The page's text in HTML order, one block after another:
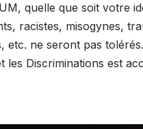
quelle que soit votre
racistes, misogynes,
etc. ne seront pas tolérés.
Discriminations est